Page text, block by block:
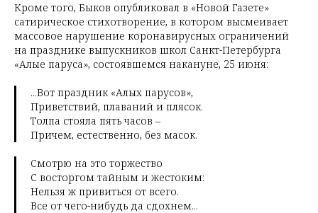
Кроме того, Быков опубликовал в «Новой Газете»
сатирическое стихотворение, в котором высмеивает
массовое нарушение коронавирусных ограничений
на празднике выпускников школ Санкт-Петербурга
«Алые паруса», состоявшемся накануне, 25 июня:
...Вот праздник «Алых парусов»,
Приветствий, плаваний и плясок.
Толпа стояла пять часов –
Причем, естественно, без масок.
Смотрю на это торжество
С восторгом тайным и жестоким:
Нельзя ж привиться от всего.
Все от чего-нибудь да сдохнем...